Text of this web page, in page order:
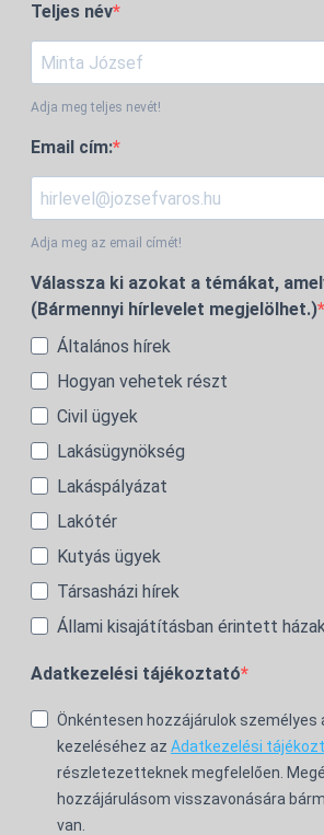
Teljes név
Adja meg teljes nevét!
Email cím:
Adja meg az email címét!
Válassza ki azokat a témákat,
(Bármennyi hírlevelet megjelölhet.)
Általános hírek
Hogyan vehetek részt
Civil ügyek
Lakásügynökség
Lakáspályázat
Lakótér
Kutyás ügyek
Társasházi hírek
Állami kisajátításban érintett
Adatkezelési tájékoztató
Önkéntesen hozzájárulok személyes
kezeléséhez az Adatkezelési
részletezetteknek megfelelően.
hozzájárulásom visszavonására
van.